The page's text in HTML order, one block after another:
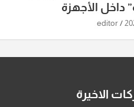
داخل الأجهزة
editor
الاخيرة